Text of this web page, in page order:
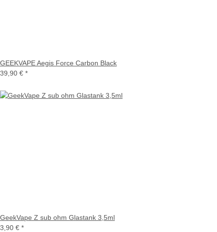
GEEKVAPE Aegis Force Carbon Black
39,90 € *
GeekVape Z sub ohm Glastank 3,5ml
3,90 € *